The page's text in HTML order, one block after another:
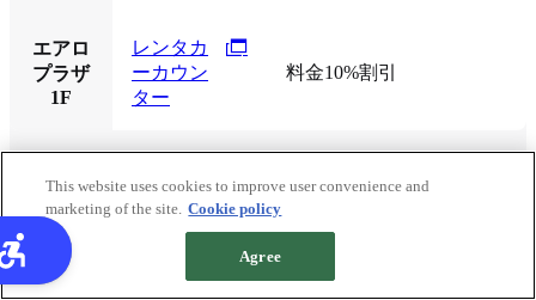
エアロ
プラザ
1F
レンタカ
ーカウン
ター
料金10%割引
This website uses cookies to improve user convenience and
marketing of the site. Cookie policy
Agree